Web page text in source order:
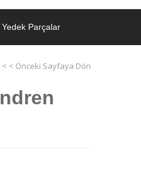
Yedek Parçalar
< < Önceki Sayfaya Dön